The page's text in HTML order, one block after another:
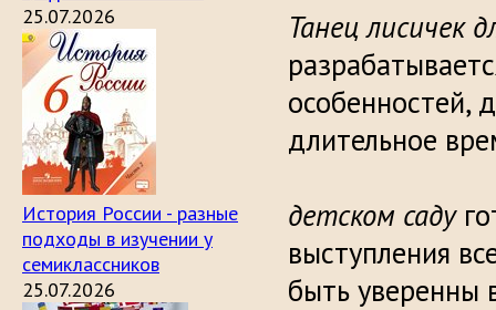
25.07.2026
История России - разные
подходы в изучении у
семиклассников
25.07.2026
Танец лисичек
особенностей,
длительное
детском саду
выступления
быть уверенны